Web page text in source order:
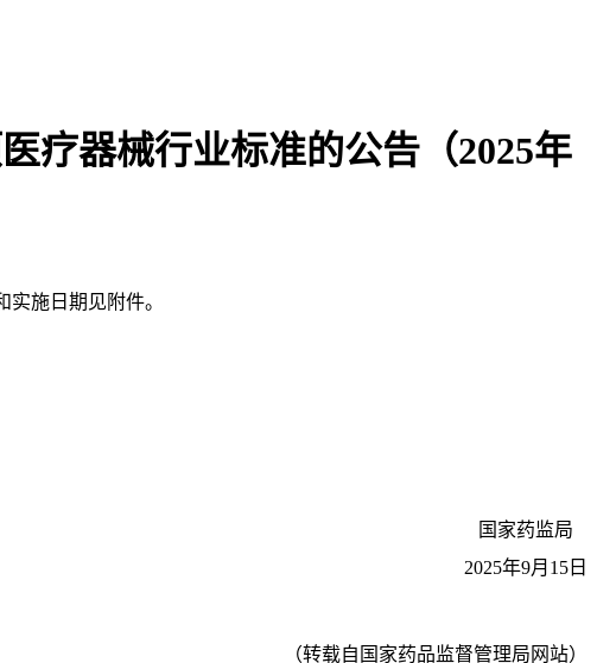
疗器械行业标准的公告（2025年
施日期见附件。
国家药监局
2025年9月15日
（转载自国家药品监督管理局网站）